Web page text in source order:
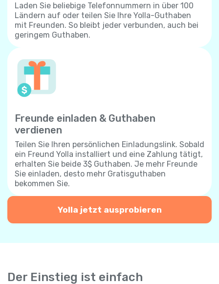
Laden Sie beliebige Telefonnummern in über 100
Ländern auf oder teilen Sie Ihre Yolla-Guthaben
mit Freunden. So bleibt jeder verbunden, auch bei
geringem Guthaben.
Freunde einladen & Guthaben
verdienen
Teilen Sie Ihren persönlichen Einladungslink. Sobald
ein Freund Yolla installiert und eine Zahlung tätigt,
erhalten Sie beide 3$ Guthaben. Je mehr Freunde
Sie einladen, desto mehr Gratisguthaben
bekommen Sie.
Yolla jetzt ausprobieren
Der Einstieg ist einfach